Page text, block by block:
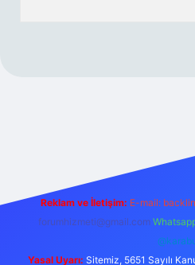
Reklam ve İletişim: E-mail:
forumhizmeti@gmail.com
Yasal Uyarı: Sitemiz, 5651 Sayılı